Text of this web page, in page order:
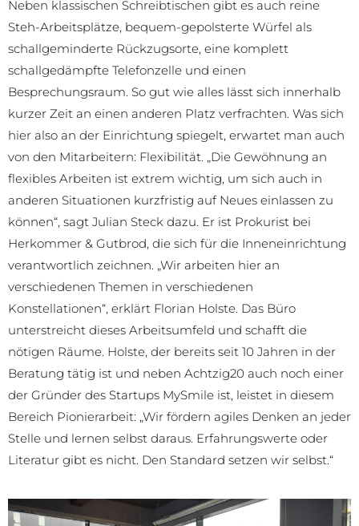
Neben klassischen Schreibtischen gibt es auch reine
Steh-Arbeitsplätze, bequem-gepolsterte Würfel als
schallgeminderte Rückzugsorte, eine komplett
schallgedämpfte Telefonzelle und einen
Besprechungsraum. So gut wie alles lässt sich innerhalb
kurzer Zeit an einen anderen Platz verfrachten. Was sich
hier also an der Einrichtung spiegelt, erwartet man auch
von den Mitarbeitern: Flexibilität. „Die Gewöhnung an
flexibles Arbeiten ist extrem wichtig, um sich auch in
anderen Situationen kurzfristig auf Neues einlassen zu
können“, sagt Julian Steck dazu. Er ist Prokurist bei
Herkommer & Gutbrod, die sich für die Inneneinrichtung
verantwortlich zeichnen. „Wir arbeiten hier an
verschiedenen Themen in verschiedenen
Konstellationen“, erklärt Florian Holste. Das Büro
unterstreicht dieses Arbeitsumfeld und schafft die
nötigen Räume. Holste, der bereits seit 10 Jahren in der
Beratung tätig ist und neben Achtzig20 auch noch einer
der Gründer des Startups MySmile ist, leistet in diesem
Bereich Pionierarbeit: „Wir fördern agiles Denken an jeder
Stelle und lernen selbst daraus. Erfahrungswerte oder
Literatur gibt es nicht. Den Standard setzen wir selbst.“